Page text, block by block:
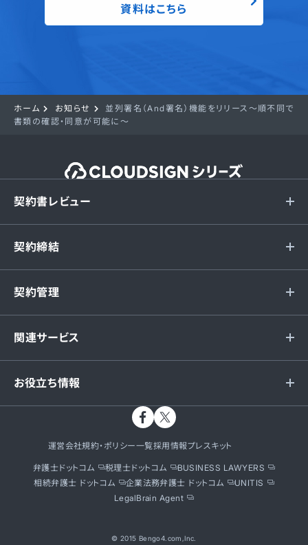
資料はこちら
ホーム お知らせ
並列署名（And署名）機能をリリース〜順不同で
書類の確認・同意が可能に〜
契約書レビュー
契約締結
契約管理
関連サービス
お役立ち情報
運営会社規約・ポリシー一覧採用情報プレスキット
弁護士ドットコム 税理士ドットコム
BUSINESS LAWYERS
相続弁護士 ドットコム
企業法務弁護士 ドットコム
UNITIS
LegalBrain Agent
© 2015 Bengo4.com,Inc.